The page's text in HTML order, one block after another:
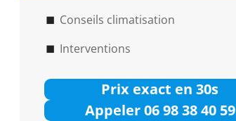
Conseils climatisation
Interventions
Prix exact en 30s
Appeler 06 98 38 40 59